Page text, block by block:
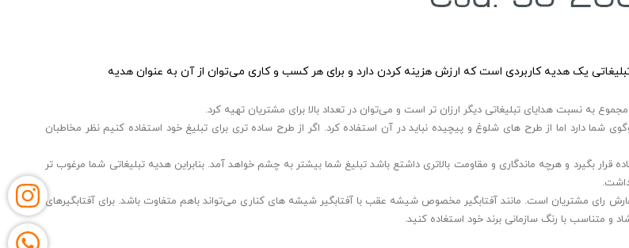
تبلیغاتی یک هدیه کاربردی است که ارزش هزینه کردن دارد و برای هر کسب و کاری می‌توان از آن به عنوان هدیه
به نسبت هدایای تبلیغاتی دیگر ارزان تر است و می‌توان در تعداد بالا برای مشتریان تهیه کرد.
شما دارد اما از طرح های شلوغ و پیچیده نباید در آن استفاده کرد. اگر از طرح ساده تری برای تبلیغ خود استفاده کنیم نظر مخاطبان
قرار بگیرد و هرچه ماندگاری و مقاومت بالاتری داشتع باشد تبلیغ شما بیشتر به چشم خواهد آمد. بنابراین هدیه تبلیغاتی شما مرغوب تر
داشت.
رای مشتریان است. مانند آفتابگیر مخصوص شیشه عقب با آفتابگیر شیشه های کناری می‌تواند باهم متفاوت باشد. برای آفتابگیرهای
و متناسب با رنگ سازمانی برند خود استغاده کنید.